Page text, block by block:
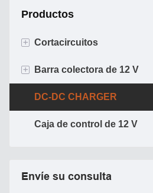
Productos
+ Cortacircuitos
Disyuntor de alta intensidad
ATO ATC BREAKER
+ Barra colectora de 12 V
Pernos terminales
Bar Marine Bus
DC-DC CHARGER
Caja de control de 12 V
Envíe su consulta